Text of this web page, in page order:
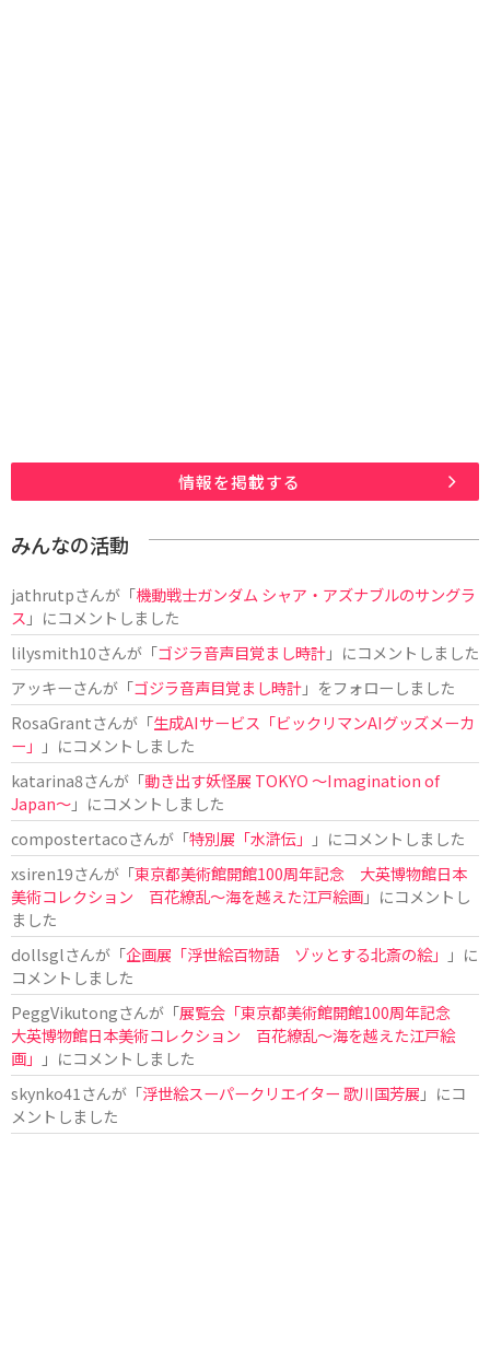
情報を掲載する
みんなの活動
jathrutpさんが「機動戦士ガンダム シャア・アズナブルのサングラ
ス 」にコメントしました
lilysmith10さんが「ゴジラ音声目覚まし時計」にコメントしました
アッキーさんが「ゴジラ音声目覚まし時計」をフォローしました
RosaGrantさんが「生成AIサービス「ビックリマンAIグッズメーカ
ー」
」にコメントしました
katarina8さんが「動き出す妖怪展 TOKYO 〜Imagination of
Japan〜」にコメントしました
compostertacoさんが「特別展「水滸伝」
」にコメントしました
xsiren19さんが「東京都美術館開館100周年記念 大英博物館日本
美術コレクション 百花繚乱～海を越えた江戸絵画」にコメントし
ました
dollsglさんが「企画展「浮世絵百物語 ゾッとする北斎の絵」
」に
コメントしました
PeggVikutongさんが「展覧会「東京都美術館開館100周年記念
大英博物館日本美術コレクション 百花繚乱〜海を越えた江戸絵
画」
」にコメントしました
skynko41さんが「浮世絵スーパークリエイター 歌川国芳展 」にコ
メントしました